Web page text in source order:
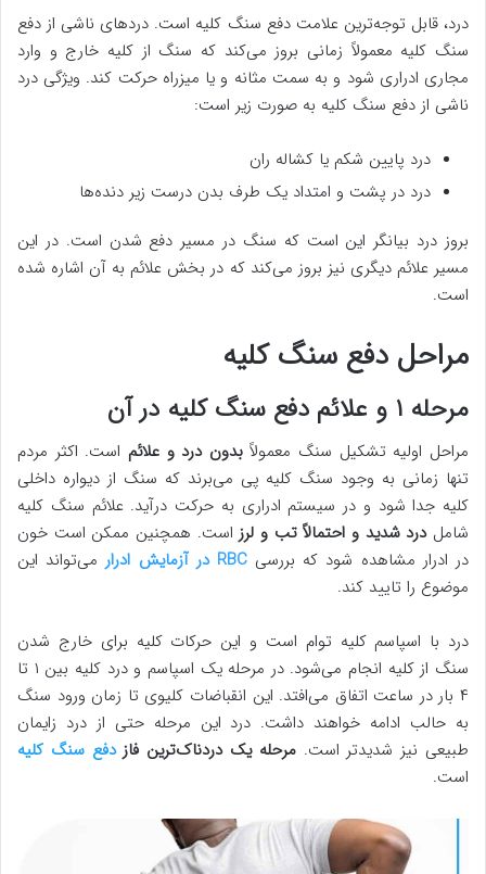
درد، قابل توجه‌ترین علامت دفع سنگ کلیه است. دردهای ناشی از دفع
سنگ کلیه معمولاً زمانی بروز می‌کند که سنگ از کلیه خارج و وارد
مجاری ادراری شود و به سمت مثانه و یا میزراه حرکت کند. ویژگی درد
ناشی از دفع سنگ کلیه به صورت زیر است:
درد پایین شکم یا کشاله ران
درد در پشت و امتداد یک طرف بدن درست زیر دنده‌ها
بروز درد بیانگر این است که سنگ در مسیر دفع شدن است. در این
مسیر علائم دیگری نیز بروز می‌کند که در بخش علائم به آن اشاره شده
است.
مراحل دفع سنگ کلیه
مرحله ۱ و علائم دفع سنگ کلیه در آن
مراحل اولیه تشکیل سنگ معمولاًبدون درد و علائم است. اکثر مردم
تنها زمانی به وجود سنگ کلیه پی می‌برند که سنگ از دیواره داخلی
کلیه جدا شود و در سیستم ادراری به حرکت درآید. علائم سنگ کلیه
شاملدرد شدید و احتمالاً تب و لرزاست. همچنین ممکن است خون
در ادرار مشاهده شود که بررسیRBC در آزمایش ادرار
می‌تواند این
موضوع را تایید کند.
درد با اسپاسم کلیه توام است و این حرکات کلیه برای خارج شدن
سنگ از کلیه انجام می‌شود. در مرحله یک اسپاسم و درد کلیه بین ۱ تا
۴ بار در ساعت اتفاق می‌افتد. این انقباضات کلیوی تا زمان ورود سنگ
به حالب ادامه خواهند داشت. درد این مرحله حتی از درد زایمان
طبیعی نیز شدیدتر است.مرحله یک دردناک‌ترین فازدفع سنگ کلیه
است.